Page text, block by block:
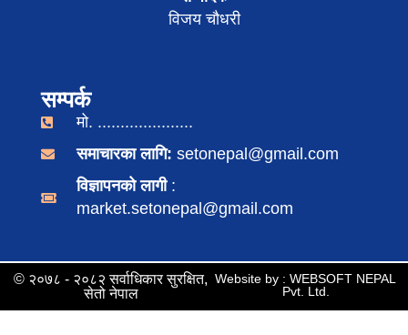
विजय चौधरी
सम्पर्क
मो. .....................
समाचारका लागि: setonepal@gmail.com
विज्ञापनको लागी :
market.setonepal@gmail.com
© २०७८ - २०८२ सर्वाधिकार सुरक्षित,
सेतो नेपाल
Website by : WEBSOFT NEPAL
Pvt. Ltd.